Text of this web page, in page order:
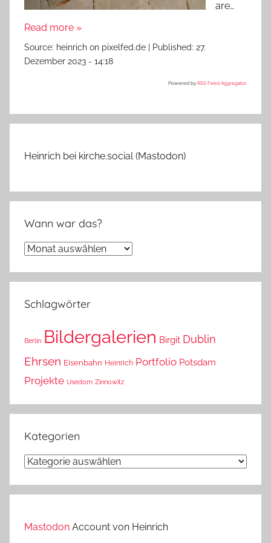
are…
Read more »
Source: heinrich on pixelfed.de Published: 27.
Dezember 2023 - 14:18
Powered by RSS Feed Aggregator
Heinrich bei kirche.social (Mastodon)
Wann war das?
Wann
das?
Schlagwörter
Berlin Bildergalerien Birgit Dublin
Ehrsen Eisenbahn Heinrich Portfolio Potsdam
Projekte Usedom Zinnowitz
Kategorien
Kategorien
Mastodon Account von Heinrich